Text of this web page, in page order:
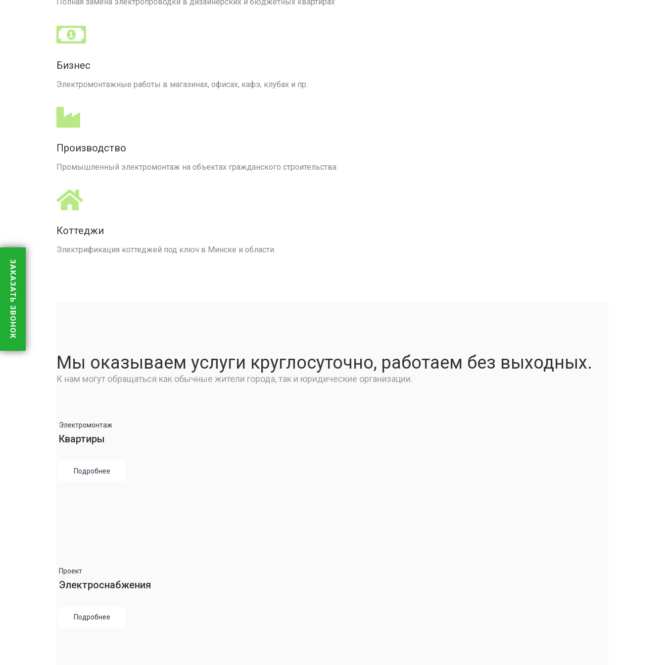
Бизнес
Электромонтажные работы в магазинах, офисах, кафэ, клубах и пр.
Производство
Промышленный электромонтаж на объектах гражданского строительства
Коттеджи
Электрификация коттеджей под ключ в Минске и области.
Мы оказываем услуги круглосуточно, работаем без выходных.
К нам могут обращаться как обычные жители города, так и юридические организации.
Электромонтаж
Квартиры
Подробнее
Проект
Электроснабжения
Подробнее
ЗАКАЗАТЬ ЗВОНОК